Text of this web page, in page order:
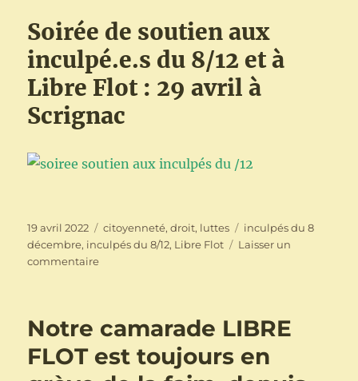
Soirée de soutien aux
inculpé.e.s du 8/12 et à
Libre Flot : 29 avril à
Scrignac
Publié
le
19 avril 2022 Catégories
citoyenneté,droit, luttes Étiquettes
inculpés du 8
décembre, inculpés du 8/12, Libre Flot
Laisser un
commentairesur
37
de
grève
Notre camarade LIBRE
FLOT est toujours en